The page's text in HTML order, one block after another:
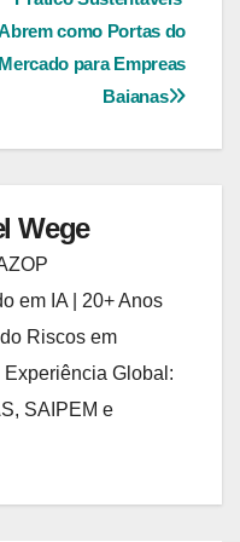
como Portas do
Mercado para Empreas
Baianas
Wege
em IA | 20+ Anos
Riscos em
Experiência Global:
SAIPEM e